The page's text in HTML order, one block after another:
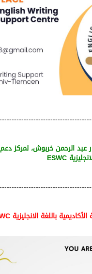
عبد الرحمن خربوش، لمركز دعم
ESWC
باللغة الانجليزية ESWC